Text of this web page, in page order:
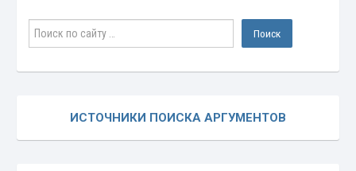
ИСТОЧНИКИ ПОИСКА АРГУМЕНТОВ